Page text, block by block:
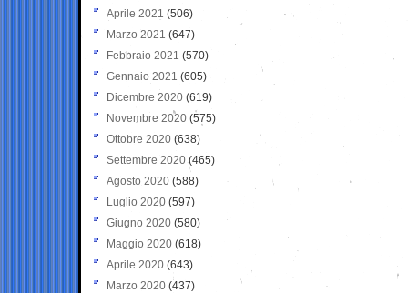
Aprile 2021 (506)
Marzo 2021 (647)
Febbraio 2021 (570)
Gennaio 2021 (605)
Dicembre 2020 (619)
Novembre 2020 (575)
Ottobre 2020 (638)
Settembre 2020(465)
Agosto 2020 (588)
Luglio 2020 (597)
Giugno 2020 (580)
Maggio 2020 (618)
Aprile 2020 (643)
Marzo 2020 (437)